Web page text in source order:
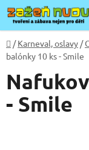
Přejít
na
obsah
Domů
/ Karneval, oslavy /
balónky 10 ks - Smile
- Smile